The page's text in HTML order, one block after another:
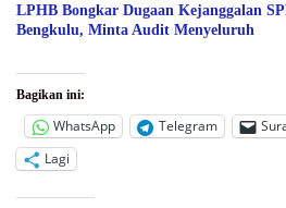
LPHB Bongkar Dugaan Kejanggalan
Bengkulu, Minta Audit Menyeluruh
Bagikan ini:
WhatsApp Telegram
Lagi